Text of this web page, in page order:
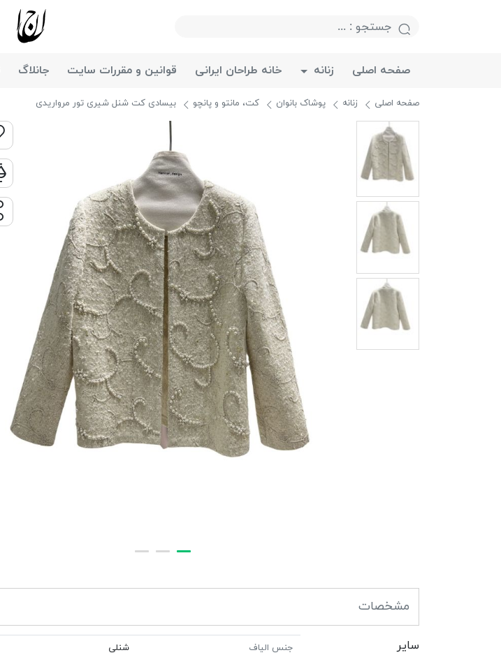
صفحه اصلی زنانه خانه طراحان ایرانی قوانین و مقررات سایت جانلاگ
صفحه اصلی زنانه پوشاک بانوان کت، مانتو و پانچو بیسادی کت شنل شیری تور مرواریدی
مشخصات
سایر جنس الیاف شنلی